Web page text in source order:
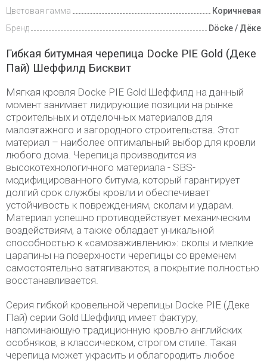
Цветовая гамма
Коричневая
Бренд
Döcke / Дёке
Гибкая битумная черепица Docke PIE Gold (Деке
Пай) Шеффилд Бисквит
Мягкая кровля Docke PIE Gold Шеффилд на данный
момент занимает лидирующие позиции на рынке
строительных и отделочных материалов для
малоэтажного и загородного строительства. Этот
материал – наиболее оптимальный выбор для кровли
любого дома. Черепица производится из
высокотехнологичного материала - SBS-
модифицированного битума, который гарантирует
долгий срок службы кровли и обеспечивает
устойчивость к повреждениям, сколам и ударам.
Материал успешно противодействует механическим
воздействиям, а также обладает уникальной
способностью к «самозаживлению»: сколы и мелкие
царапины на поверхности черепицы со временем
самостоятельно затягиваются, а покрытие полностью
восстанавливается.
Серия гибкой кровельной черепицы Docke PIE (Деке
Пай) серии Gold Шеффилд имеет фактуру,
напоминающую традиционную кровлю английских
особняков, в классическом, строгом стиле. Такая
черепица может украсить и облагородить любое